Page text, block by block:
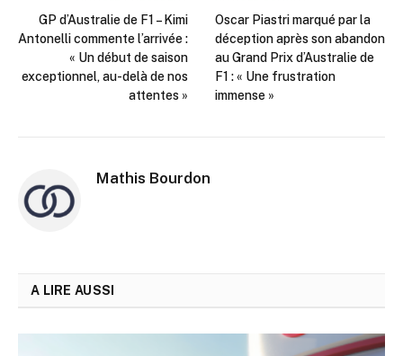
GP d’Australie de F1 – Kimi
Antonelli commente l’arrivée :
« Un début de saison
exceptionnel, au-delà de nos
attentes »
Oscar Piastri marqué par la
déception après son abandon
au Grand Prix d’Australie de
F1 : « Une frustration
immense »
Mathis Bourdon
A LIRE AUSSI